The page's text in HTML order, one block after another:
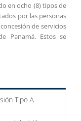
en ocho (8) tipos de
por las personas
de servicios
Panamá. Estos se
Tipo A